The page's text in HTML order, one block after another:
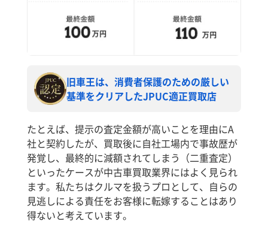
旧車王は、消費者保護のための厳しい
基準をクリアしたJPUC適正買取店
たとえば、提示の査定金額が高いことを理由にA
社と契約したが、買取後に自社工場内で事故歴が
発覚し、最終的に減額されてしまう（二重査定）
といったケースが中古車買取業界にはよく見られ
ます。私たちはクルマを扱うプロとして、自らの
見逃しによる責任をお客様に転嫁することはあり
得ないと考えています。